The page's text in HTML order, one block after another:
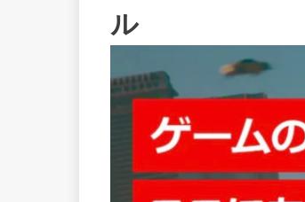
ル